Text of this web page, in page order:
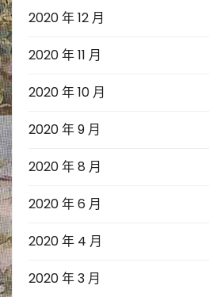
2020 年 12 月
2020 年 11 月
2020 年 10 月
2020 年 9 月
2020 年 8 月
2020 年 6 月
2020 年 4 月
2020 年 3 月